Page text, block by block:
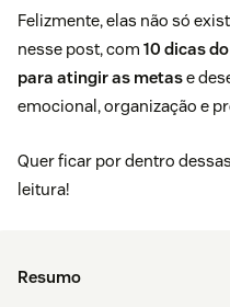
Felizmente, elas não só
nesse post, com 10 dicas
para atingir as metase
emocional, organização e
Quer ficar por dentro
leitura!
Resumo